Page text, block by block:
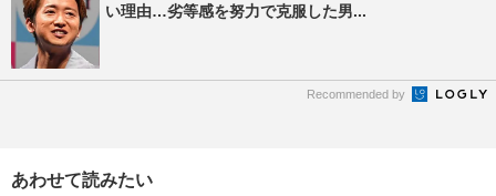
い理由…劣等感を努力で克服した男...
Recommended by
あわせて読みたい